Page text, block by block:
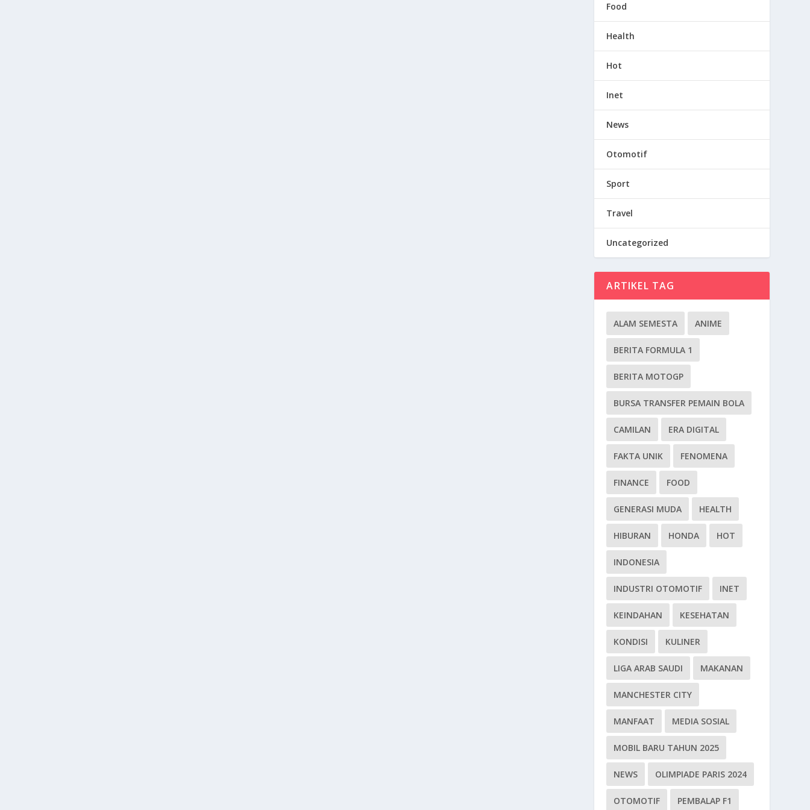
Food
Health
Hot
Inet
News
Otomotif
Sport
Travel
Uncategorized
ARTIKEL TAG
ALAM SEMESTA ANIME
BERITA FORMULA 1
BERITA MOTOGP
BURSA TRANSFER PEMAIN BOLA
CAMILAN ERA DIGITAL
FAKTA UNIK FENOMENA
FINANCE FOOD
GENERASI MUDA HEALTH
HIBURAN HONDA HOT
INDONESIA
INDUSTRI OTOMOTIF INET
KEINDAHAN KESEHATAN
KONDISI KULINER
LIGA ARAB SAUDI MAKANAN
MANCHESTER CITY
MANFAAT MEDIA SOSIAL
MOBIL BARU TAHUN 2025
NEWS OLIMPIADE PARIS 2024
OTOMOTIF PEMBALAP F1